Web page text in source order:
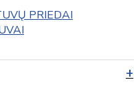
PRIEDAI